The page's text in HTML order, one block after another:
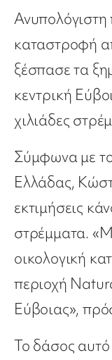
Ανυπολόγιστη
καταστροφή
ξέσπασε τα
κεντρική
χιλιάδες
Σύμφωνα με
Ελλάδας,
εκτιμήσεις
στρέμματα.
οικολογική
περιοχή
Εύβοιας»,
Το δάσος